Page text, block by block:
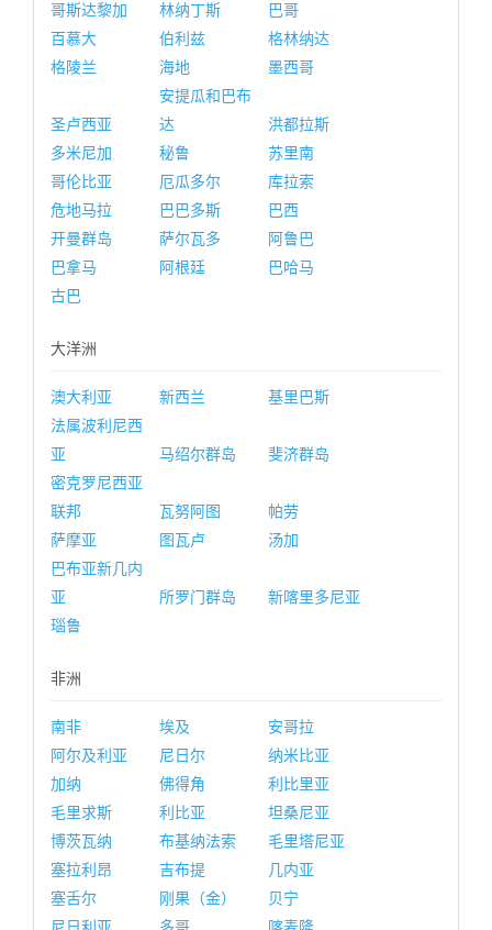
哥斯达黎加
林纳丁斯
巴哥
百慕大
伯利兹
格林纳达
格陵兰
海地 墨西哥
圣卢西亚
安提瓜和巴布
达
洪都拉斯
多米尼加
秘鲁
苏里南
哥伦比亚
厄瓜多尔
库拉索
危地马拉
巴巴多斯
巴西
开曼群岛
萨尔瓦多
阿鲁巴
巴拿马
阿根廷
巴哈马
古巴
大洋洲
澳大利亚 新西兰
基里巴斯
法属波利尼西
亚
马绍尔群岛
斐济群岛
密克罗尼西亚
联邦
瓦努阿图
帕劳
萨摩亚
图瓦卢
汤加
巴布亚新几内
亚
所罗门群岛
新喀里多尼亚
瑙鲁
非洲
南非 埃及
安哥拉
阿尔及利亚
尼日尔
纳米比亚
加纳
佛得角
利比里亚
毛里求斯
利比亚
坦桑尼亚
博茨瓦纳
布基纳法索
毛里塔尼亚
塞拉利昂
吉布提
几内亚
塞舌尔
刚果（金）
贝宁